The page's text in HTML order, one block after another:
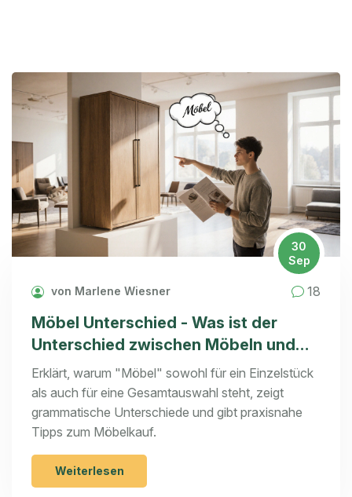
30
Sep
von Marlene Wiesner 18
Möbel Unterschied - Was ist der
Unterschied zwischen Möbeln und
Möbeln?
Erklärt, warum "Möbel" sowohl für ein Einzelstück
als auch für eine Gesamtauswahl steht, zeigt
grammatische Unterschiede und gibt praxisnahe
Tipps zum Möbelkauf.
Weiterlesen